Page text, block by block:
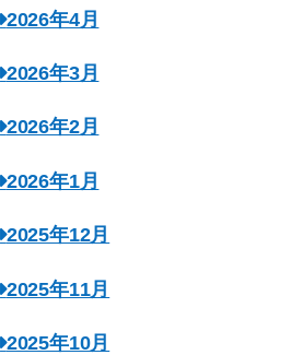
2026年4月
2026年3月
2026年2月
2026年1月
2025年12月
2025年11月
2025年10月